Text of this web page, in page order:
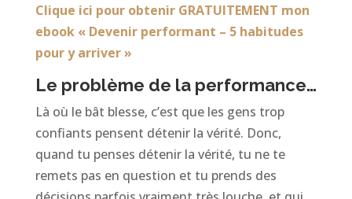
Clique ici pour obtenir GRATUITEMENT mon
ebook « Devenir performant – 5 habitudes
pour y arriver »
Le problème de la performance…
Là où le bât blesse, c’est que les gens trop
confiants pensent détenir la vérité. Donc,
quand tu penses détenir la vérité, tu ne te
remets pas en question et tu prends des